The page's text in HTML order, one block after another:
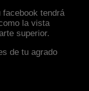
tendrá
la vista
superior.
de tu agrado